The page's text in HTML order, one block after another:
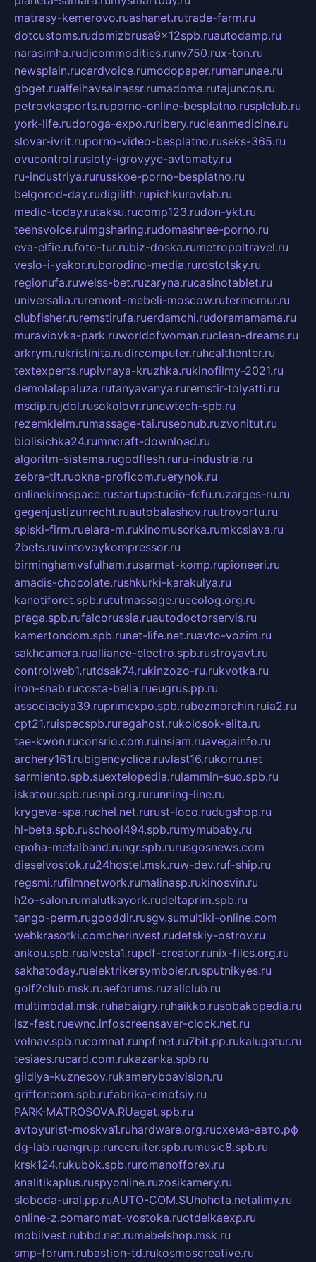
matrasy-kemerovo.ruashanet.rutrade-farm.ru
dotcustoms.rudomizbrusa9x12spb.ruautodamp.ru
narasimha.rudjcommodities.runv750.rux-ton.ru
newsplain.rucardvoice.rumodopaper.rumanunae.ru
gbget.rualfeihavsalnassr.rumadoma.rutajuncos.ru
petrovkasports.ruporno-online-besplatno.rusplclub.ru
york-life.rudoroga-expo.ruribery.rucleanmedicine.ru
slovar-ivrit.ruporno-video-besplatno.ruseks-365.ru
ovucontrol.rusloty-igrovyye-avtomaty.ru
ru-industriya.rurusskoe-porno-besplatno.ru
belgorod-day.rudigilith.rupichkurovlab.ru
medic-today.rutaksu.rucomp123.rudon-ykt.ru
teensvoice.ruimgsharing.rudomashnee-porno.ru
eva-elfie.rufoto-tur.rubiz-doska.rumetropoltravel.ru
veslo-i-yakor.ruborodino-media.rurostotsky.ru
regionufa.ruweiss-bet.ruzaryna.rucasinotablet.ru
universalia.ruremont-mebeli-moscow.rutermomur.ru
clubfisher.ruremstirufa.ruerdamchi.rudoramamama.ru
muraviovka-park.ruworldofwoman.ruclean-dreams.ru
arkrym.rukristinita.rudircomputer.ruhealthenter.ru
textexperts.rupivnaya-kruzhka.rukinofilmy-2021.ru
demolalapaluza.rutanyavanya.ruremstir-tolyatti.ru
msdip.rujdol.rusokolovr.runewtech-spb.ru
rezemkleim.rumassage-tai.ruseonub.ruzvonitut.ru
biolisichka24.rumncraft-download.ru
algoritm-sistema.rugodflesh.ruru-industria.ru
zebra-tlt.ruokna-proficom.ruerynok.ru
onlinekinospace.rustartupstudio-fefu.ruzarges-ru.ru
gegenjustizunrecht.ruautobalashov.ruutrovortu.ru
spiski-firm.ruelara-m.rukinomusorka.rumkcslava.ru
2bets.ruvintovoykompressor.ru
birminghamvsfulham.rusarmat-komp.rupioneeri.ru
amadis-chocolate.rushkurki-karakulya.ru
kanotiforet.spb.rututmassage.ruecolog.org.ru
praga.spb.rufalcorussia.ruautodoctorservis.ru
kamertondom.spb.runet-life.net.ruavto-vozim.ru
sakhcamera.rualliance-electro.spb.rustroyavt.ru
controlweb1.rutdsak74.rukinzozo-ru.rukvotka.ru
iron-snab.rucosta-bella.rueugrus.pp.ru
associaciya39.ruprimexpo.spb.rubezmorchin.ruia2.ru
cpt21.ruispecspb.ruregahost.rukolosok-elita.ru
tae-kwon.ruconsrio.com.ruinsiam.ruavegainfo.ru
archery161.rubigencyclica.ruvlast16.rukorru.net
sarmiento.spb.suextelopedia.rulammin-suo.spb.ru
iskatour.spb.rusnpi.org.rurunning-line.ru
krygeva-spa.ruchel.net.rurust-loco.rudugshop.ru
hl-beta.spb.ruschool494.spb.rumymubaby.ru
epoha-metalband.rungr.spb.rurusgosnews.com
dieselvostok.ru24hostel.msk.ruw-dev.ruf-ship.ru
regsmi.rufilmnetwork.rumalinasp.rukinosvin.ru
h2o-salon.rumalutkayork.rudeltaprim.spb.ru
tango-perm.rugooddir.rusgv.sumultiki-online.com
webkrasotki.comcherinvest.rudetskiy-ostrov.ru
ankou.spb.rualvesta1.rupdf-creator.runix-files.org.ru
sakhatoday.ruelektrikersymboler.rusputnikyes.ru
golf2club.msk.ruaeforums.ruzallclub.ru
multimodal.msk.ruhabaigry.ruhaikko.rusobakopedia.ru
isz-fest.ruewnc.infoscreensaver-clock.net.ru
volnav.spb.rucomnat.runpf.net.ru7bit.pp.rukalugatur.ru
tesiaes.rucard.com.rukazanka.spb.ru
gildiya-kuznecov.rukameryboavision.ru
griffoncom.spb.rufabrika-emotsiy.ru
PARK-MATROSOVA.RUagat.spb.ru
avtoyurist-moskva1.ruhardware.org.ruсхема-авто.рф
dg-lab.ruangrup.rurecruiter.spb.rumusic8.spb.ru
krsk124.rukubok.spb.ruromanofforex.ru
analitikaplus.ruspyonline.ruzosikamery.ru
sloboda-ural.pp.ruAUTO-COM.SUhohota.netalimy.ru
online-z.comaromat-vostoka.ruotdelkaexp.ru
mobilvest.rubbd.net.rumebelshop.msk.ru
smp-forum.rubastion-td.rukosmoscreative.ru